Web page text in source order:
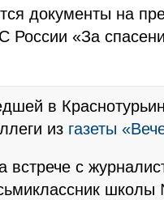
документы на
России «За
в
из газеты
встрече с